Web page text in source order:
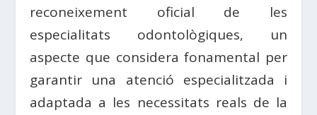
reconeixement oficial de les
especialitats odontològiques, un
aspecte que considera fonamental per
garantir una atenció especialitzada i
adaptada a les necessitats reals de la